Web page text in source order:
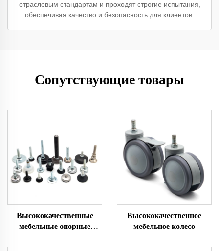
отраслевым стандартам и проходят строгие испытания,
обеспечивая качество и безопасность для клиентов.
Сопутствующие товары
Высококачественные
мебельные опорные
Высококачественное
мебельное колесо